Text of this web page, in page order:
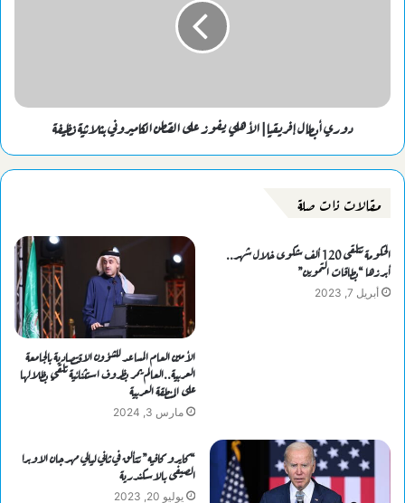
دوري أبطال إفريقيا| الأهلي يفوز على القطن الكاميروني بثلاثية نظيفة
مقالات ذات صلة
الحكومة تتلقى 120 ألف شكوى خلال شهر..
أبرزها “بطاقات التموين”
أبريل 7, 2023
الأمين العام المساعد للشؤون الاقتصادية بالجامعة
العربية..العالم يمر بظروف استثنائية تلقي بظلالها
على المنطقة العربية
مارس 3, 2024
“كايرو كافيه” تتألق في ثاني ليالي مهرجان الاوبرا
الصيفى بالاسكندرية
يوليو 20, 2023